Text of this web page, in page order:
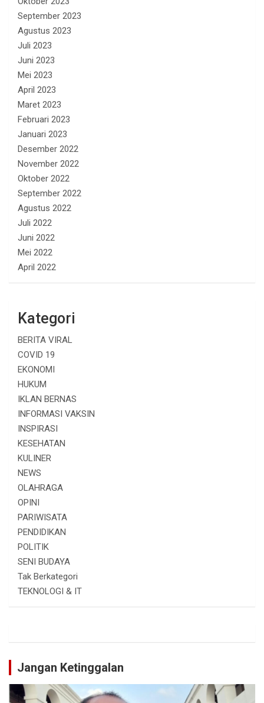
September 2023
Agustus 2023
Juli 2023
Juni 2023
Mei 2023
April 2023
Maret 2023
Februari 2023
Januari 2023
Desember 2022
November 2022
Oktober 2022
September 2022
Agustus 2022
Juli 2022
Juni 2022
Mei 2022
April 2022
Kategori
BERITA VIRAL
COVID 19
EKONOMI
HUKUM
IKLAN BERNAS
INFORMASI VAKSIN
INSPIRASI
KESEHATAN
KULINER
NEWS
OLAHRAGA
OPINI
PARIWISATA
PENDIDIKAN
POLITIK
SENI BUDAYA
Tak Berkategori
TEKNOLOGI & IT
Jangan Ketinggalan